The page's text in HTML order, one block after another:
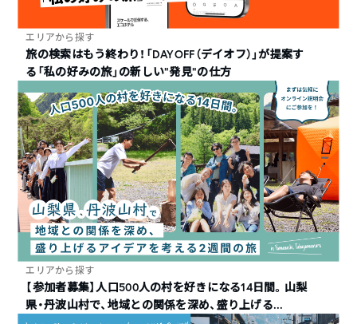
エリアから探す
旅の検索はもう終わり！「DAYOFF（デイオフ）」が提案す
る「私の好みの旅」の新しい“発見”の仕方
エリアから探す
【参加者募集】人口500人の村を好きになる14日間。山梨
県・丹波山村で、地域との関係を深め、盛り上げる...